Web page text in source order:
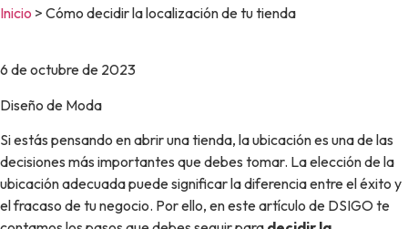
Inicio > Cómo decidir la localización de tu tienda
6 de octubre de 2023
Diseño de Moda
Si estás pensando en abrir una tienda, la ubicación es una de las
decisiones más importantes que debes tomar. La elección de la
ubicación adecuada puede significar la diferencia entre el éxito y
el fracaso de tu negocio. Por ello, en este artículo de DSIGO te